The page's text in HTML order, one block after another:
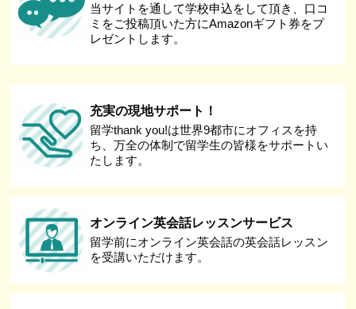
当サイトを通して学校申込をして頂き、口コ
ミをご投稿頂いた方にAmazonギフト券をプ
レゼントします。
充実の現地サポート！
留学thank you!は世界9都市にオフィスを持
ち、万全の体制で留学生の皆様をサポートい
たします。
オンライン英会話レッスンサービス
留学前にオンライン英会話の英会話レッスン
を受講いただけます。